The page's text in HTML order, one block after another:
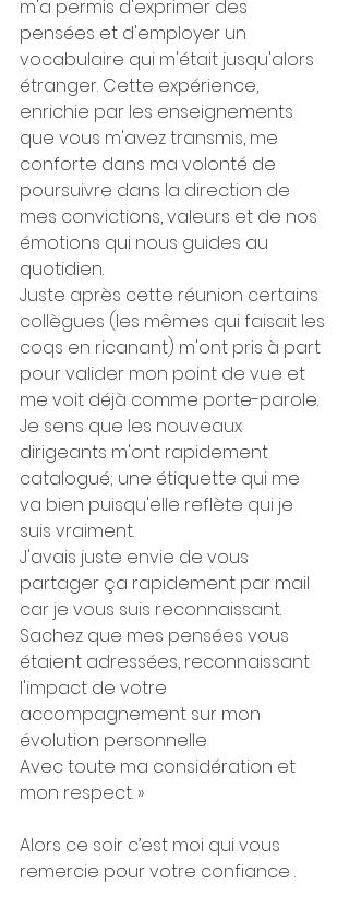
m'a permis d'exprimer des
pensées et d'employer un
vocabulaire qui m'était jusqu'alors
étranger. Cette expérience,
enrichie par les enseignements
que vous m'avez transmis, me
conforte dans ma volonté de
poursuivre dans la direction de
mes convictions, valeurs et de nos
émotions qui nous guides au
quotidien.
Juste après cette réunion certains
collègues (les mêmes qui faisait les
coqs en ricanant) m'ont pris à part
pour valider mon point de vue et
me voit déjà comme porte-parole.
Je sens que les nouveaux
dirigeants m'ont rapidement
catalogué; une étiquette qui me
va bien puisqu'elle reflète qui je
suis vraiment.
J'avais juste envie de vous
partager ça rapidement par mail
car je vous suis reconnaissant.
Sachez que mes pensées vous
étaient adressées, reconnaissant
l'impact de votre
accompagnement sur mon
évolution personnelle
Avec toute ma considération et
mon respect. »
Alors ce soir c’est moi qui vous
remercie pour votre confiance .